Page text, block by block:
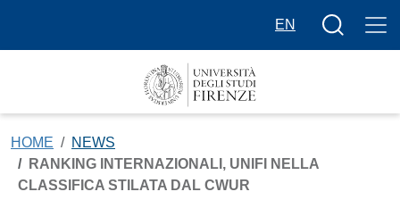
EN
Bottone
HOME
NEWS
RANKING INTERNAZIONALI, UNIFI NELLA
CLASSIFICA STILATA DAL CWUR